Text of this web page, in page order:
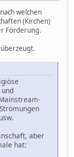
welchen
(Kirchen)
Förderung.
aber
hat: